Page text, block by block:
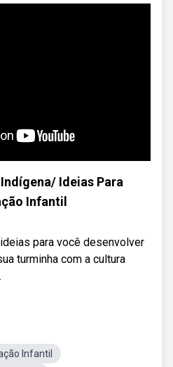
Ideias Para
Infantil
para você desenvolver
turminha com a cultura
Infantil